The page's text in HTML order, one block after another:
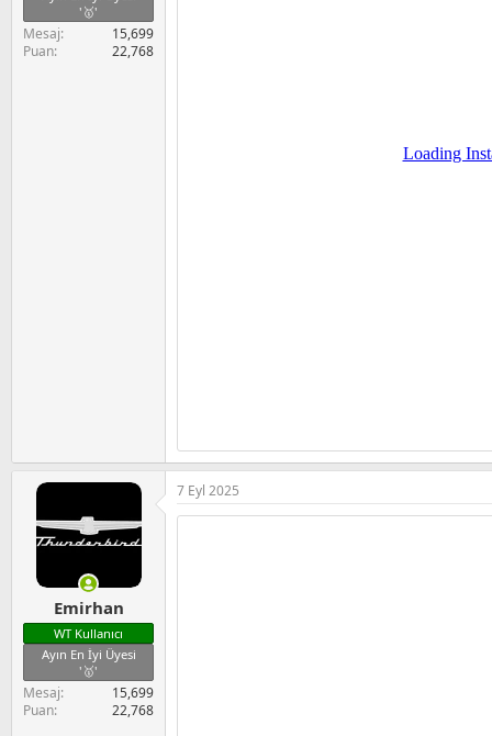
'🥇'
Mesaj
15,699
Puan
22,768
Emirhan
WT Kullanıcı
Ayın En İyi Üyesi
'🥇'
Mesaj
15,699
Puan
22,768
7 Eyl 2025